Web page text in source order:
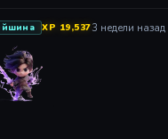
XP 19,5373 недели назад